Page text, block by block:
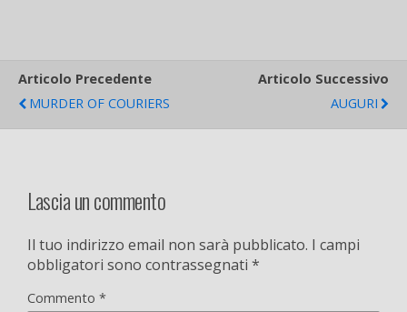
Articolo Precedente
MURDER OF COURIERS
Articolo Successivo
AUGURI
Lascia un commento
Il tuo indirizzo email non sarà pubblicato. I campi
obbligatori sono contrassegnati *
Commento *